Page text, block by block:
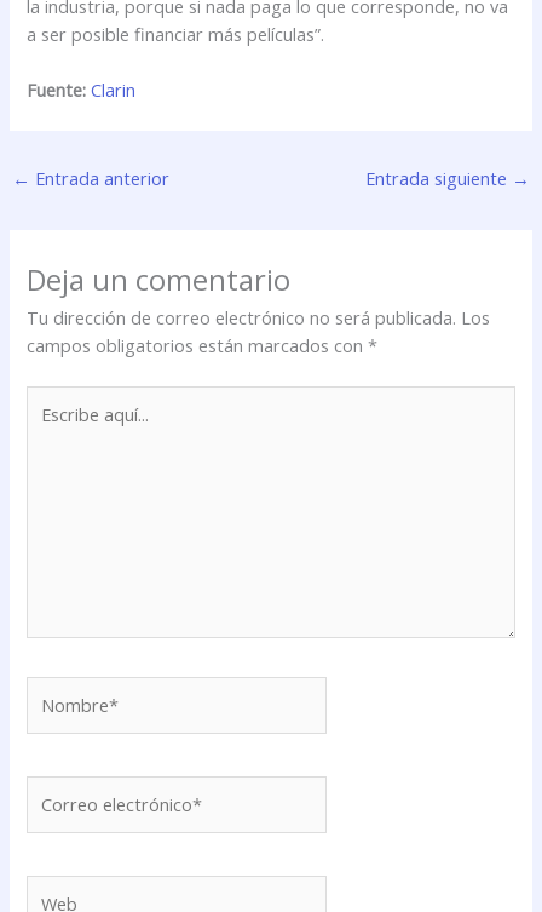
la industria, porque si nada paga lo que corresponde, no va
a ser posible financiar más películas”.
Fuente: Clarin
← Entrada anterior Entrada siguiente →
Deja un comentario
Tu dirección de correo electrónico no será publicada. Los
campos obligatorios están marcados con*
aquí...
electrónico*